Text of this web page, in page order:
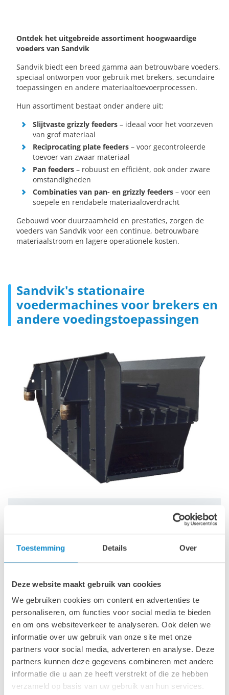
Toestemming Details Over
Deze website maakt gebruik van cookies
We gebruiken cookies om content en advertenties te
personaliseren, om functies voor social media te bieden
en om ons websiteverkeer te analyseren. Ook delen we
informatie over uw gebruik van onze site met onze
partners voor social media, adverteren en analyse. Deze
partners kunnen deze gegevens combineren met andere
informatie die u aan ze heeft verstrekt of die ze hebben
verzameld op basis van uw gebruik van hun services.
Ontdek het uitgebreide assortiment hoogwaardige
voeders van Sandvik
Sandvik biedt een breed gamma aan betrouwbare voeders,
speciaal ontworpen voor gebruik met brekers, secundaire
toepassingen en andere materiaaltoevoerprocessen.
Hun assortiment bestaat onder andere uit:
Slijtvaste grizzly feeders – ideaal voor het voorzeven
van grof materiaal
Reciprocating plate feeders – voor gecontroleerde
toevoer van zwaar materiaal
Pan feeders – robuust en efficiënt, ook onder zware
omstandigheden
Combinaties van pan- en grizzly feeders – voor een
soepele en rendabele materiaaloverdracht
Gebouwd voor duurzaamheid en prestaties, zorgen de
voeders van Sandvik voor een continue, betrouwbare
materiaalstroom en lagere operationele kosten.
Sandvik's stationaire
voedermachines voor brekers en
andere voedingstoepassingen